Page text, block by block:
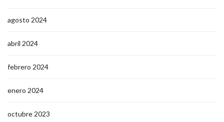
agosto 2024
abril 2024
febrero 2024
enero 2024
octubre 2023